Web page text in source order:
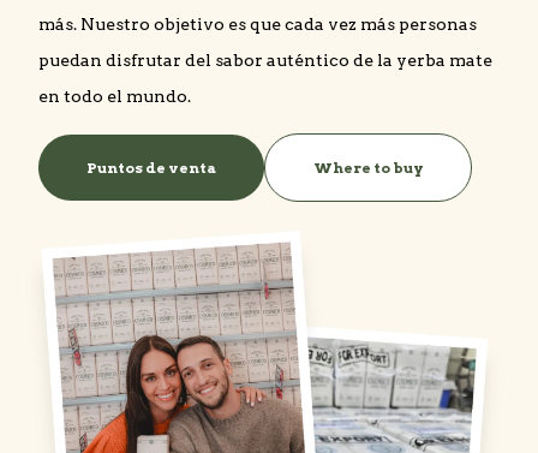
más. Nuestro objetivo es que cada vez más personas
puedan disfrutar del sabor auténtico de la yerba mate
en todo el mundo.
Puntos de venta Where to buy